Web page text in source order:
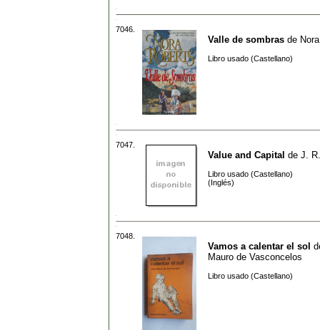
7046.
Valle de sombras de
Libro usado (Castellano)
7047.
Value and Capital de J.
Libro usado (Castellano)
(Inglés)
7048.
Vamos a calentar el sol
Mauro de Vasconcelos
Libro usado (Castellano)